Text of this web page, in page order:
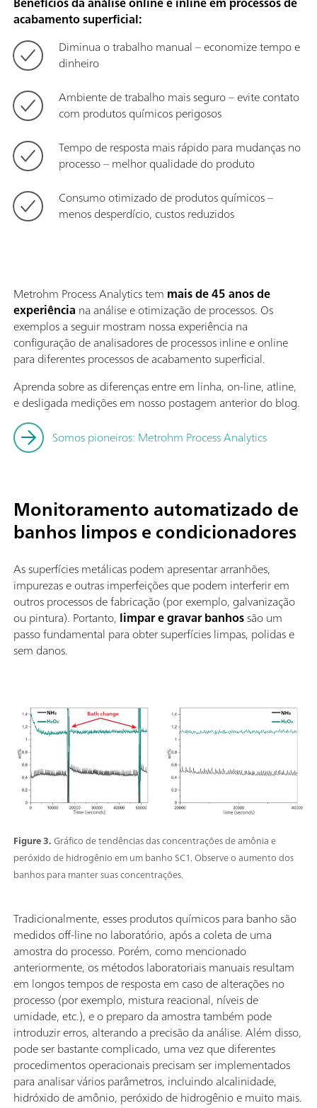
acabamento superficial:
Diminua o trabalho manual – economize tempo e
dinheiro
Ambiente de trabalho mais seguro – evite contato
com produtos químicos perigosos
Tempo de resposta mais rápido para mudanças no
processo – melhor qualidade do produto
Consumo otimizado de produtos químicos –
menos desperdício, custos reduzidos
Metrohm Process Analytics tem mais de 45 anos de
experiência na análise e otimização de processos. Os
exemplos a seguir mostram nossa experiência na
configuração de analisadores de processos inline e online
para diferentes processos de acabamento superficial.
Aprenda sobre as diferenças entre em linha, on-line, atline,
e desligada medições em nosso postagem anterior do blog.
Somos pioneiros: Metrohm Process Analytics
Monitoramento automatizado de
banhos limpos e condicionadores
As superfícies metálicas podem apresentar arranhões,
impurezas e outras imperfeições que podem interferir em
outros processos de fabricação (por exemplo, galvanização
ou pintura). Portanto, limpar e gravar banhossão um
passo fundamental para obter superfícies limpas, polidas e
sem danos.
Figure 3.Gráfico de tendências das concentrações de amônia e
peróxido de hidrogênio em um banho SC1. Observe o aumento dos
banhos para manter suas concentrações.
Tradicionalmente, esses produtos químicos para banho são
medidos off-line no laboratório, após a coleta de uma
amostra do processo. Porém, como mencionado
anteriormente, os métodos laboratoriais manuais resultam
em longos tempos de resposta em caso de alterações no
processo (por exemplo, mistura reacional, níveis de
umidade, etc.), e o preparo da amostra também pode
introduzir erros, alterando a precisão da análise. Além disso,
pode ser bastante complicado, uma vez que diferentes
procedimentos operacionais precisam ser implementados
para analisar vários parâmetros, incluindo alcalinidade,
hidróxido de amônio, peróxido de hidrogênio e muito mais.